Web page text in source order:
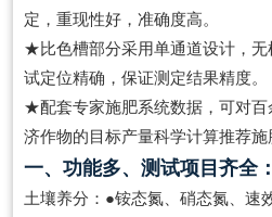
定，重现性好，准确度高。
★比色槽部分采用单通道设计，无
试定位精确，保证测定结果精度。
★配套专家施肥系统数据，可对百
济作物的目标产量科学计算推荐施
一、功能多、测试项目齐全：
土壤养分：●铵态氮、硝态氮、速